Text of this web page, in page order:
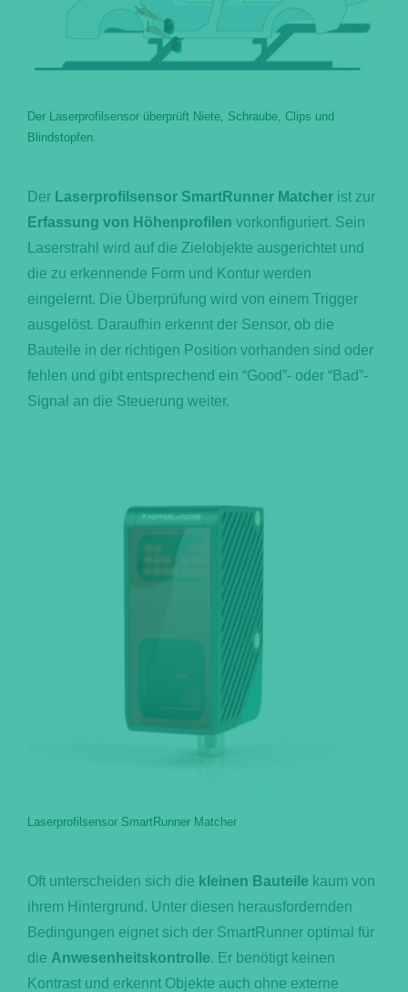
Der Laserprofilsensor überprüft Niete, Schraube, Clips und
Blindstopfen.
Der Laserprofilsensor SmartRunner Matcherist zur
Erfassung von Höhenprofilen vorkonfiguriert. Sein
Laserstrahl wird auf die Zielobjekte ausgerichtet und
die zu erkennende Form und Kontur werden
eingelernt. Die Überprüfung wird von einem Trigger
ausgelöst. Daraufhin erkennt der Sensor, ob die
Bauteile in der richtigen Position vorhanden sind oder
fehlen und gibt entsprechend ein “Good”- oder “Bad”-
Signal an die Steuerung weiter.
Laserprofilsensor SmartRunner Matcher
Oft unterscheiden sich die kleinen Bauteile kaum von
ihrem Hintergrund. Unter diesen herausfordernden
Bedingungen eignet sich der SmartRunner optimal für
die Anwesenheitskontrolle. Er benötigt keinen
Kontrast und erkennt Objekte auch ohne externe